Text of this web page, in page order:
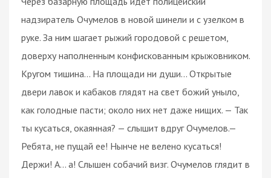
надзиратель Очумелов в новой шинели и с узелком в
руке. За ним шагает рыжий городовой с решетом,
доверху наполненным конфискованным крыжовником.
Кругом тишина... На площади ни души... Открытые
двери лавок и кабаков глядят на свет божий уныло,
как голодные пасти; около них нет даже нищих. — Так
ты кусаться, окаянная? — слышит вдруг Очумелов.—
Ребята, не пущай ее! Нынче не велено кусаться!
Держи! А... а! Слышен собачий визг. Очумелов глядит в